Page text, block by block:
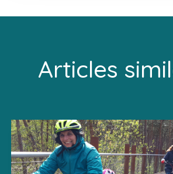
Articles